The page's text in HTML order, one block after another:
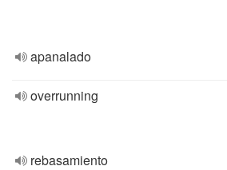
apanalado
overrunning
rebasamiento